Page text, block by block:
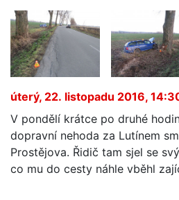
úterý, 22. listopadu 2016,
V pondělí krátce po druhé
dopravní nehoda za Lutínem
Prostějova. Řidič tam sjel se
co mu do cesty náhle vběhl